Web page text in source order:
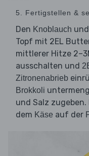
5. Fertigstellen &
Den Knoblauch
Topf mit 2EL
mittlerer Hitze
ausschalten und
Zitronenabrieb
Brokkoli
und Salz zugeben.
dem Käse auf der